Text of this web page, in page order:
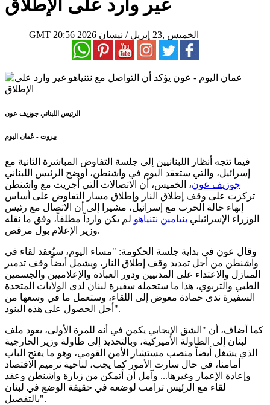
غير وارد على الإطلاق
GMT 20:56 2026 الخميس ,23 إبريل / نيسان
الرئيس اللبناني جوزيف عون
بيروت - عُمان اليوم
فيما تتجه أنظار اللبنانيين إلى جلسة التفاوض المباشرة الثانية مع
إسرائيل، والتي ستعقد اليوم في واشنطن، أوضح الرئيس اللبناني
جوزيف عون، الخميس، أن الاتصالات التي أُجريت مع واشنطن
تركزت على وقف إطلاق النار وإطلاق مسار التفاوض على أساس
إنهاء حالة الحرب مع إسرائيل، مشيرا إلى أن الاتصال مع رئيس
الوزراء الإسرائيلي بنيامين نتنياهو لم يكن وارداً مطلقاً، وفق ما نقله
وزير الإعلام بول مرقص.
وقال عون في بداية جلسة الحكومة: "مساء اليوم، سيُعقد لقاء في
واشنطن من أجل تمديد وقف إطلاق النار، ويشمل أيضاً وقف تدمير
المنازل والاعتداء على المدنيين ودور العبادة والإعلاميين والجسمين
الطبي والتربوي، هذا ما ستحمله سفيرة لبنان لدى الولايات المتحدة
السفيرة ندى حمادة معوض إلى اللقاء، وستعمل ما في وسعها من
أجل الحصول على هذه البنود".
كما أضاف، أن "الشق الإيجابي يكمن في أنه للمرة الأولى، يعود ملف
لبنان إلى الطاولة الأميركية، وبالتحديد إلى طاولة وزير الخارجية
الذي يشغل أيضاً منصب مستشار الأمن القومي، وهو ما يفتح الباب
أمامنا، في حال سارت الأمور كما يجب، لناحية ترميم الاقتصاد
وإعادة الإعمار وغيرها... وآمل أن أتمكن من زيارة واشنطن وعقد
لقاء مع الرئيس ترامب لوضعه في حقيقة الوضع في لبنان
بالتفصيل".